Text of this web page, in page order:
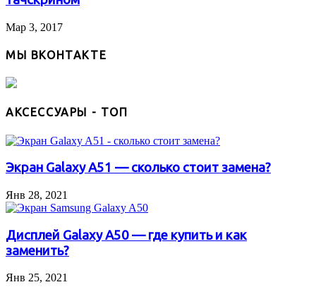
Мар 3, 2017
МЫ ВКОНТАКТЕ
АКСЕССУАРЫ - ТОП
Экран Galaxy A51 — сколько стоит замена?
Янв 28, 2021
Дисплей Galaxy A50 — где купить и как
заменить?
Янв 25, 2021